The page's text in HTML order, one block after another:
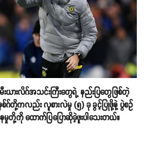
ားလိဂ်အသင်းကြီးတွေရဲ့ နည်းပြတွေဖြစ်တဲ့
စ်ဂ်တို့ကလည်း လူစားလဲမှု (၅) ခု ခွင့်ပြုဖို့နဲ့ ပွဲစဥ်
မှုတို့ကို ထောက်ပြပြောဆိုခဲ့ဖူးပါသေးတယ်။